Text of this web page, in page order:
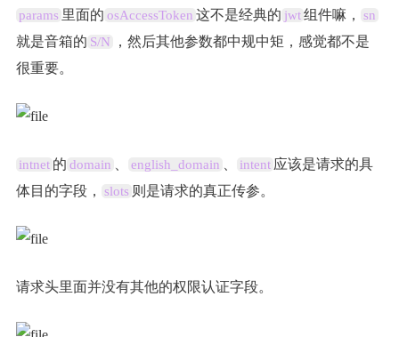
params 里面的 osAccessToken 这不是经典的 jwt组件嘛， sn
就是音箱的 S/N
，然后其他参数都中规中矩，感觉都不是
很重要。
intnet 的 domain 、 english_domain 、 intent 应该是请求的具
体目的字段，
slots 则是请求的真正传参。
请求头里面并没有其他的权限认证字段。